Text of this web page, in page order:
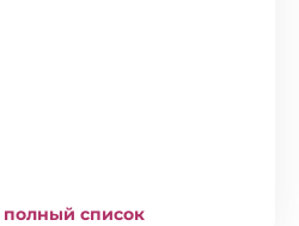
полный список